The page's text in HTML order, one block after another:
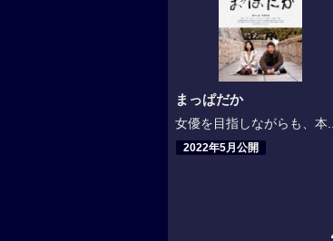
まっぱだか
女優を目指しながらも、本...
2022年5月公開